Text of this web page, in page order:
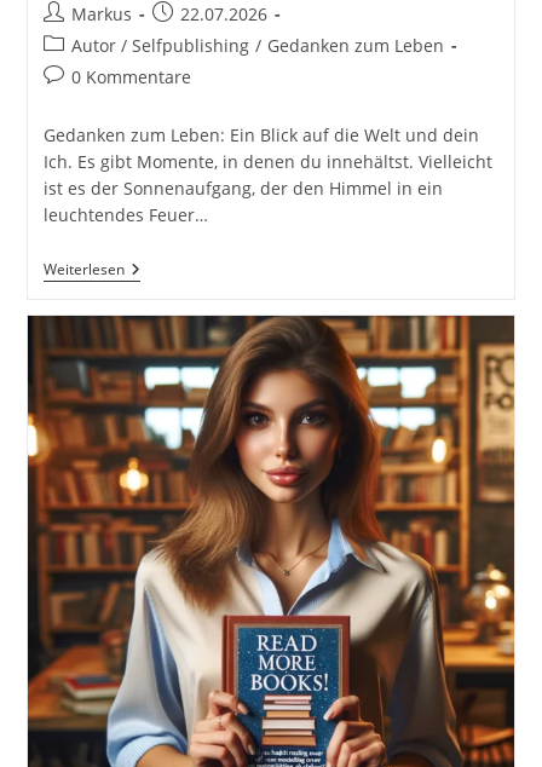
Beitrags-
Autor:
Markus
Beitrag
veröffentlicht:
22.07.2026
Beitrags-
Kategorie:
Autor / Selfpublishing / Gedanken zum Leben
Beitrags-
0 Kommentare
Gedanken zum Leben: Ein Blick auf die Welt und dein
Ich. Es gibt Momente, in denen du innehältst. Vielleicht
ist es der Sonnenaufgang, der den Himmel in ein
leuchtendes Feuer…
WeiterlesenGedanken
Zum
Blick
Auf
Die
Welt
Und
Dein
Ich.
Sprüche
Und
Zitate
Hinterfragt
Und
Nachgedacht.
Selbstreflexion
Und
Die
Suche
Nach
Dem
Selbst.
Philosophie
Und
Spiritualität